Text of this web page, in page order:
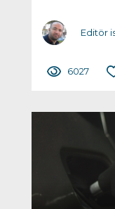
Editör
6027